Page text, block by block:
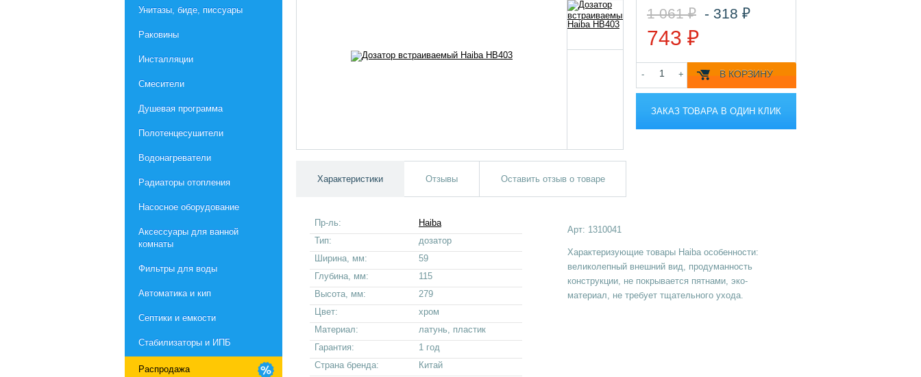
Унитазы, биде, писсуары
Раковины
Инсталляции
Смесители
Душевая программа
Полотенцесушители
Водонагреватели
Радиаторы отопления
Насосное оборудование
Aксессуары для ванной
комнаты
Фильтры для воды
Автоматика и кип
Септики и емкости
Стабилизаторы и ИПБ
Распродажа
1 061 ₽ - 318 ₽
743 ₽
- + В КОРЗИНУ
ЗАКАЗ ТОВАРА В ОДИН КЛИК
Характеристики Отзывы Оставить отзыв о товаре
Пр-ль:
Haiba
Тип:
дозатор
Ширина, мм:
59
Глубина, мм:
115
Высота, мм:
279
Цвет:
хром
Материал:
латунь, пластик
Гарантия:
1 год
Страна бренда:
Китай
Арт: 1310041
Характеризующие товары Haiba особенности:
великолепный внешний вид, продуманность
конструкции, не покрывается пятнами, эко-
материал, не требует тщательного ухода.